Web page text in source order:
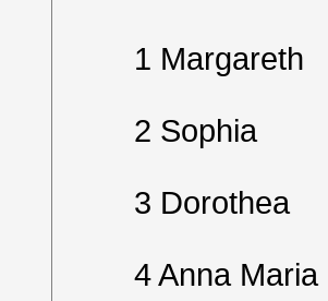
1 Margareth
2 Sophia
3 Dorothea
4 Anna Maria